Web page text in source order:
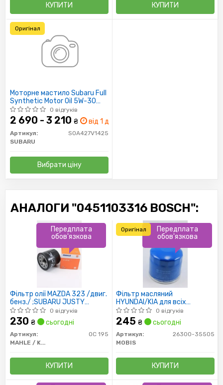
КУПИТИ КУПИТИ
Моторне мастило Subaru Full
Synthetic Motor Oil 5W-30
4,73л
0 відгуків
2 690 - 3 210 ₴ від 1 дн.
Артикул:
SOA427V1425
SUBARU
Вибрати ціну
Оригінал
АНАЛОГИ "0451103316 BOSCH":
Фільтр олії MAZDA 323 /двиг.
бенз./ ;SUBARU JUSTY
H=65MM
0 відгуків
230 ₴ сьогодні
Артикул:
OC 195
MAHLE / KNECHT
КУПИТИ
Передплата
обов'язкова
Фільтр масляний
HYUNDAI/KIA для всіх
бензинових двигунів
0 відгуків
245 ₴ сьогодні
Артикул:
26300-35505
MOBIS
КУПИТИ
Передплата
обов'язкова
Оригінал